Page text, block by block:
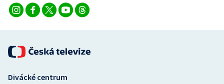
Volejbal
Ostatní
Divácké centrum